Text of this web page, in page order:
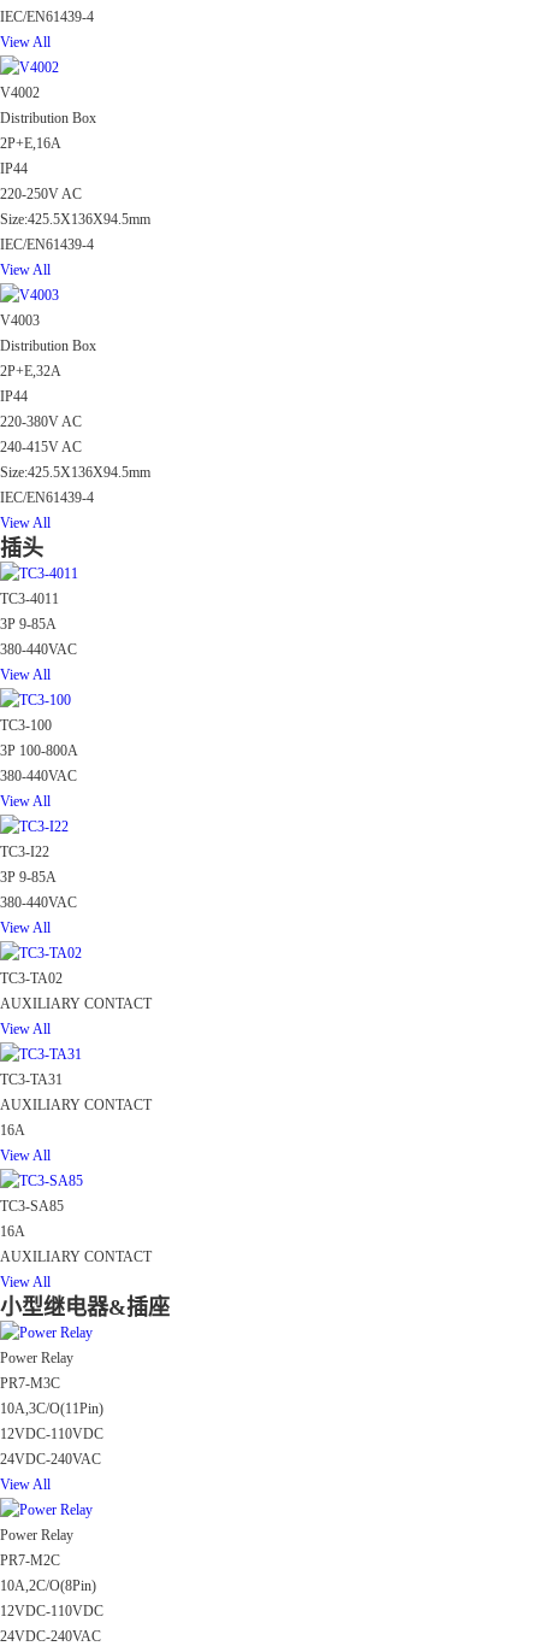
IEC/EN61439-4
View All
V4002
Distribution Box
2P+E,16A
IP44
220-250V AC
Size:425.5X136X94.5mm
IEC/EN61439-4
View All
V4003
Distribution Box
2P+E,32A
IP44
220-380V AC
240-415V AC
Size:425.5X136X94.5mm
IEC/EN61439-4
View All
插头
TC3-4011
3P 9-85A
380-440VAC
View All
TC3-100
3P 100-800A
380-440VAC
View All
TC3-I22
3P 9-85A
380-440VAC
View All
TC3-TA02
AUXILIARY CONTACT
View All
TC3-TA31
AUXILIARY CONTACT
16A
View All
TC3-SA85
16A
AUXILIARY CONTACT
View All
小型继电器&插座
Power Relay
PR7-M3C
10A,3C/O(11Pin)
12VDC-110VDC
24VDC-240VAC
View All
Power Relay
PR7-M2C
10A,2C/O(8Pin)
12VDC-110VDC
24VDC-240VAC